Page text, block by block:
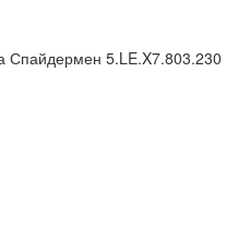
Спайдермен